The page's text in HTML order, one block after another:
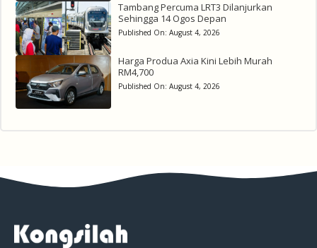
Tambang Percuma LRT3 Dilanjurkan
Sehingga 14 Ogos Depan
Published On: August 4, 2026
Harga Produa Axia Kini Lebih Murah
RM4,700
Published On: August 4, 2026